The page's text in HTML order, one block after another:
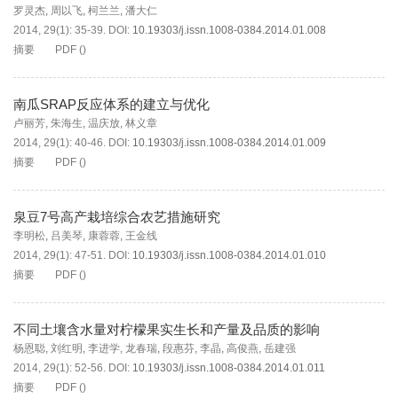
罗灵杰, 周以飞, 柯兰兰, 潘大仁
2014, 29(1): 35-39. DOI: 10.19303/j.issn.1008-0384.2014.01.008
摘要
PDF ()
南瓜SRAP反应体系的建立与优化
卢丽芳, 朱海生, 温庆放, 林义章
2014, 29(1): 40-46. DOI: 10.19303/j.issn.1008-0384.2014.01.009
摘要
PDF ()
泉豆7号高产栽培综合农艺措施研究
李明松, 吕美琴, 康蓉蓉, 王金线
2014, 29(1): 47-51. DOI: 10.19303/j.issn.1008-0384.2014.01.010
摘要
PDF ()
不同土壤含水量对柠檬果实生长和产量及品质的影响
杨恩聪, 刘红明 , 李进学, 龙春瑞, 段惠芬, 李晶, 高俊燕, 岳建强
2014, 29(1): 52-56. DOI: 10.19303/j.issn.1008-0384.2014.01.011
摘要
PDF ()